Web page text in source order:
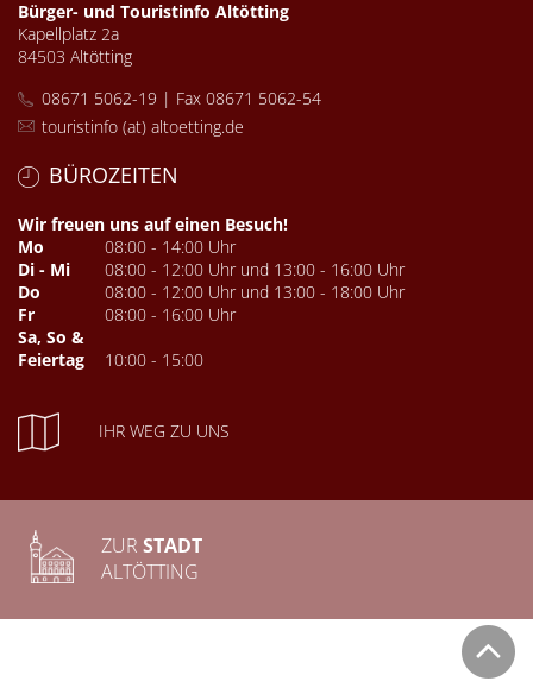
Bürger- und Touristinfo Altötting
Kapellplatz 2a
84503 Altötting
08671 5062-19 | Fax 08671 5062-54
touristinfo (at) altoetting.de
BÜROZEITEN
Wir freuen uns auf einen Besuch!
Mo
08:00 - 14:00 Uhr
Di - Mi
08:00 - 12:00 Uhr und 13:00 - 16:00 Uhr
Do
08:00 - 12:00 Uhr und 13:00 - 18:00 Uhr
Fr
08:00 - 16:00 Uhr
Sa, So &
Feiertag
10:00 - 15:00
IHR WEG ZU UNS
ZUR STADT
ALTÖTTING